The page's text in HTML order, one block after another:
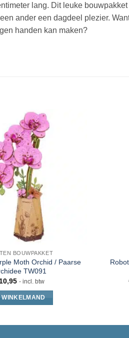
lang. Dit leuke
ander een dagdeel plezier.
handen kan maken?
BOUWPAKKET
Moth Orchid / Paarse
TW091
- incl. btw
WINKELMAND